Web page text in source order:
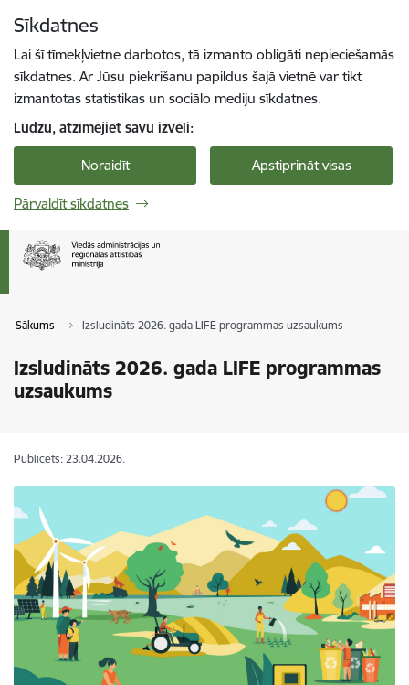
Sīkdatnes
Lai šī tīmekļvietne darbotos, tā izmanto obligāti nepieciešamās
sīkdatnes. Ar Jūsu piekrišanu papildus šajā vietnē var tikt
izmantotas statistikas un sociālo mediju sīkdatnes.
Lūdzu, atzīmējiet savu izvēli:
Noraidīt Apstiprināt visas
Pārvaldīt sīkdatnes
Sākums Izsludināts 2026. gada LIFE programmas uzsaukums
Izsludināts 2026. gada LIFE programmas
uzsaukums
Publicēts: 23.04.2026.